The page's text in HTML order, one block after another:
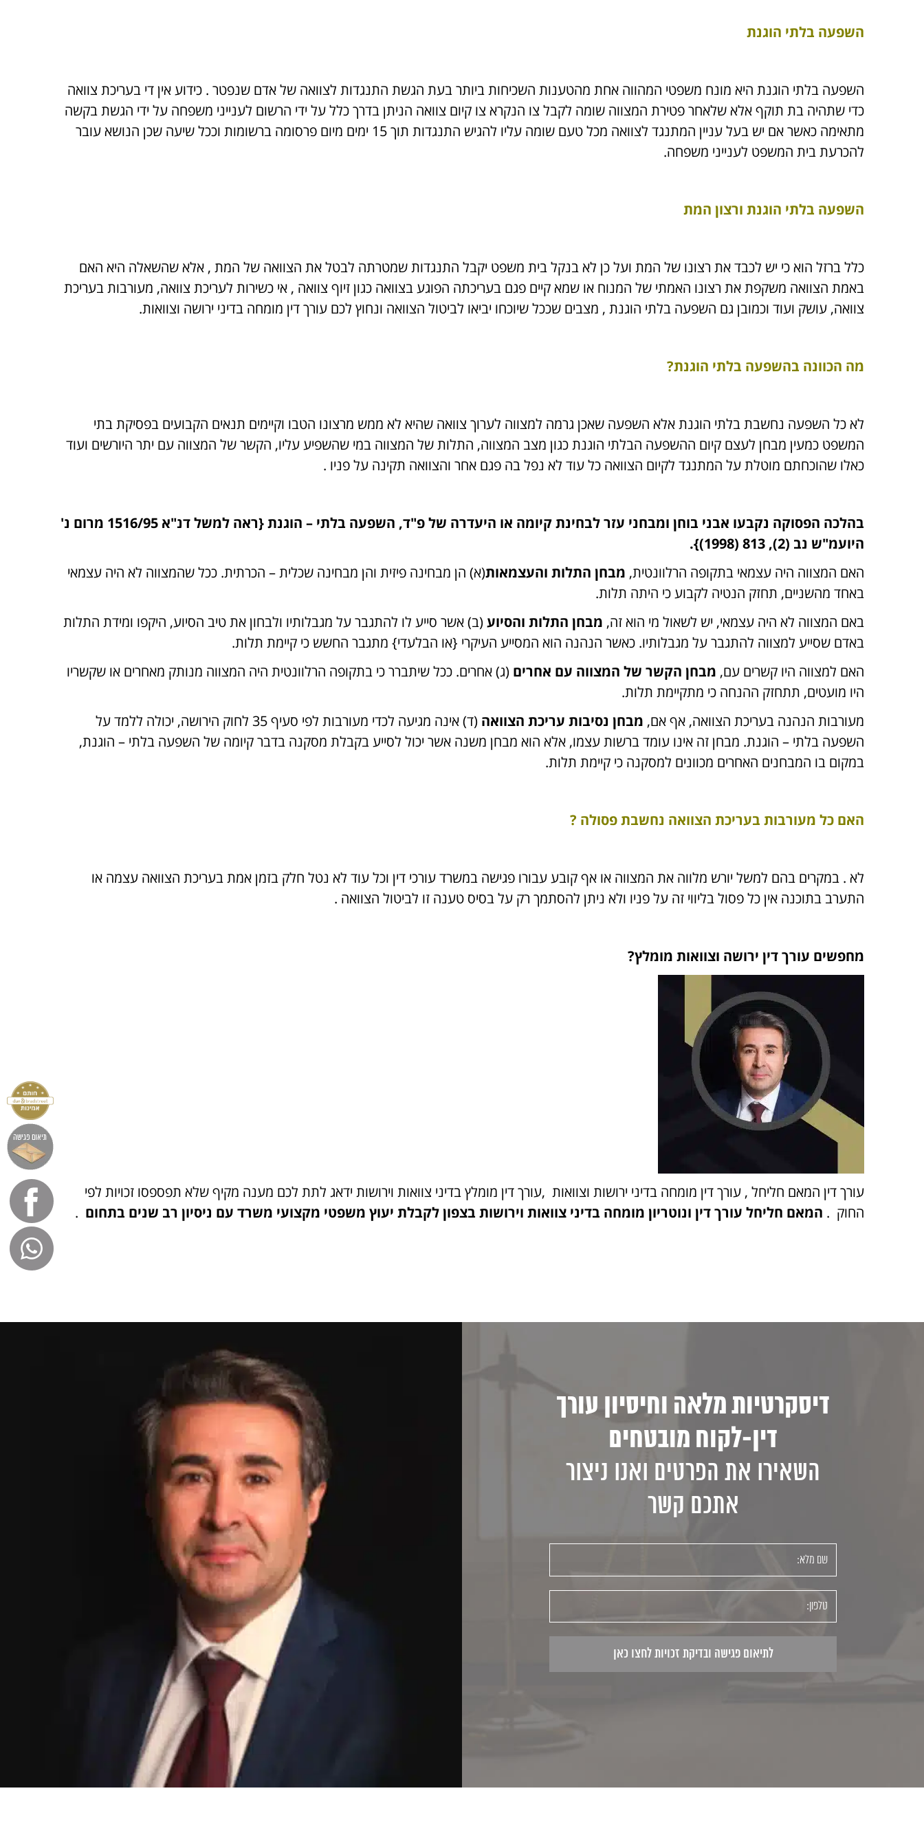
השפעה בלתי הוגנת
השפעה בלתי הוגנת היא מונח משפטי המהווה אחת מהטענות השכיחות ביותר בעת הגשת התנגדות לצוואה של אדם שנפטר . כידוע אין די בעריכת צוואה
כדי שתהיה בת תוקף אלא שלאחר פטירת המצווה שומה לקבל צו הנקרא צו קיום צוואה הניתן בדרך כלל על ידי הרשום לענייני משפחה על ידי הגשת בקשה
מתאימה כאשר אם יש בעל עניין המתנגד לצוואה מכל טעם שומה עליו להגיש התנגדות תוך 15 ימים מיום פרסומה ברשומות וככל שיעה שכן הנושא עובר
להכרעת בית המשפט לענייני משפחה.
השפעה בלתי הוגנת ורצון המת
כלל ברזל הוא כי יש לכבד את רצונו של המת ועל כן לא בנקל בית משפט יקבל התנגדות שמטרתה לבטל את הצוואה של המת , אלא שהשאלה היא האם
באמת הצוואה משקפת את רצונו האמתי של המנוח או שמא קיים פגם בעריכתה הפוגע בצוואה כגון זיוף צוואה , אי כשירות לעריכת צוואה, מעורבות בעריכת
צוואה, עושק ועוד וכמובן גם השפעה בלתי הוגנת , מצבים שככל שיוכחו יביאו לביטול הצוואה ונחוץ לכם עורך דין מומחה בדיני ירושה וצוואות.
מה הכוונה בהשפעה בלתי הוגנת?
לא כל השפעה נחשבת בלתי הוגנת אלא השפעה שאכן גרמה למצווה לערוך צוואה שהיא לא ממש מרצונו הטבו וקיימים תנאים הקבועים בפסיקת בתי
המשפט כמעין מבחן לעצם קיום ההשפעה הבלתי הוגנת כגון מצב המצווה, התלות של המצווה במי שהשפיע עליו, הקשר של המצווה עם יתר היורשים ועוד
כאלו שהוכחתם מוטלת על המתנגד לקיום הצוואה כל עוד לא נפל בה פגם אחר והצוואה תקינה על פניו .
בהלכה הפסוקה נקבעו אבני בוחן ומבחני עזר לבחינת קיומה או היעדרה של פ"ד, השפעה בלתי – הוגנת {ראה למשל דנ"א 1516/95 מרום נ'
היועמ"ש נב (2), 813 (1998)}.
האם המצווה היה עצמאי בתקופה הרלוונטית, מבחן התלות והעצמאות(א) הן מבחינה פיזית והן מבחינה שכלית – הכרתית. ככל שהמצווה לא היה עצמאי
באחד מהשניים, תחזק הנטיה לקבוע כי היתה תלות.
באם המצווה לא היה עצמאי, יש לשאול מי הוא זה, מבחן התלות והסיוע(ב) אשר סייע לו להתגבר על מגבלותיו ולבחון את טיב הסיוע, היקפו ומידת התלות
באדם שסייע למצווה להתגבר על מגבלותיו. כאשר הנהנה הוא המסייע העיקרי {או הבלעדי} מתגבר החשש כי קיימת תלות.
האם למצווה היו קשרים עם, מבחן הקשר של המצווה עם אחרים (ג) אחרים. ככל שיתברר כי בתקופה הרלוונטית היה המצווה מנותק מאחרים או שקשריו
היו מועטים, תתחזק ההנחה כי מתקיימת תלות.
מעורבות הנהנה בעריכת הצוואה, אף אם, מבחן נסיבות עריכת הצוואה
(ד) אינה מגיעה לכדי מעורבות לפי סעיף 35 לחוק הירושה, יכולה ללמד על
השפעה בלתי – הוגנת. מבחן זה אינו עומד ברשות עצמו, אלא הוא מבחן משנה אשר יכול לסייע בקבלת מסקנה בדבר קיומה של השפעה בלתי – הוגנת,
במקום בו המבחנים האחרים מכוונים למסקנה כי קיימת תלות.
האם כל מעורבות בעריכת הצוואה נחשבת פסולה ?
לא . במקרים בהם למשל יורש מלווה את המצווה או אף קובע עבורו פגישה במשרד עורכי דין וכל עוד לא נטל חלק בזמן אמת בעריכת הצוואה עצמה או
התערב בתוכנה אין כל פסול בליווי זה על פניו ולא ניתן להסתמך רק על בסיס טענה זו לביטול הצוואה .
מחפשים עורך דין ירושה וצוואות מומלץ?
עורך דין המאם חליחל , עורך דין מומחה בדיני ירושות וצוואות ,עורך דין מומלץ בדיני צוואות וירושות ידאג לתת לכם מענה מקיף שלא תפספסו זכויות לפי
החוק . המאם חליחל עורך דין ונוטריון מומחה בדיני צוואות וירושות בצפון לקבלת יעוץ משפטי מקצועי משרד עם ניסיון רב שנים בתחום .
דיסקרטיות מלאה וחיסיון עורך
דין-לקוח מובטחים
השאירו את הפרטים ואנו ניצור
אתכם קשר